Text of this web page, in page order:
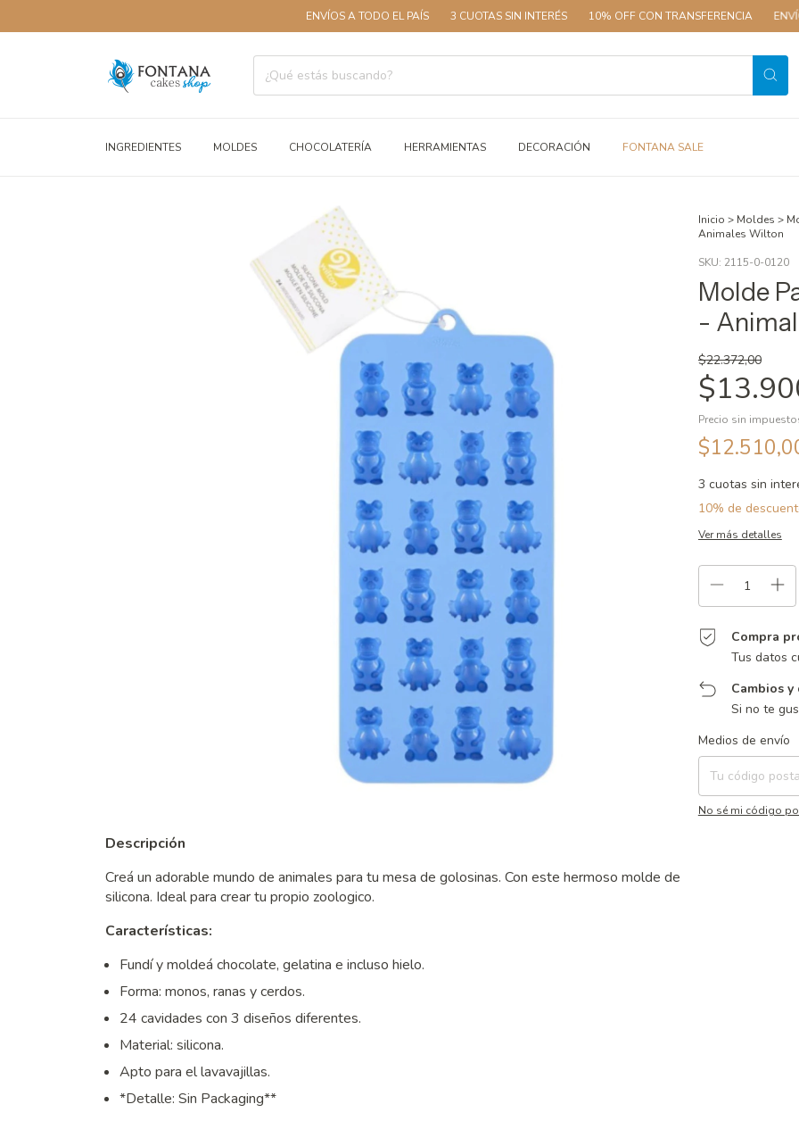
ENVÍOS A TODO EL PAÍS 3 CUOTAS SIN INTERÉS 10% OFF CON TRANSFERENCIA ENVÍOS A
INGREDIENTES MOLDES CHOCOLATERÍA HERRAMIENTAS DECORACIÓN FONTANA SALE
Inicio > Moldes >
Animales Wilton
SKU: 2115-0-0120
Molde
-
$22.372,00
Precio sin
3 cuotas sin
10% de
Ver más detalles
Compra
Tus datos
Cambios
Si no te
Entregas para el CP:
Medios de envío
No sé mi código
Descripción
Creá un adorable mundo de animales para tu mesa de golosinas. Con este hermoso molde de
silicona. Ideal para crear tu propio zoologico.
Características:
Fundí y moldeá chocolate, gelatina e incluso hielo.
Forma: monos, ranas y cerdos.
24 cavidades con 3 diseños diferentes.
Material: silicona.
Apto para el lavavajillas.
*Detalle: Sin Packaging**